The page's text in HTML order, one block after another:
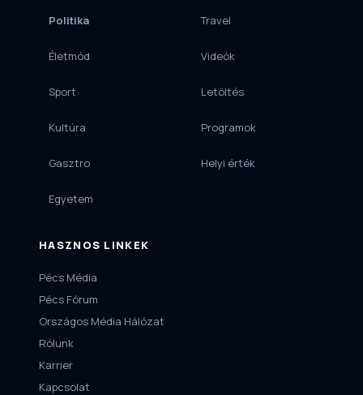
Politika
Életmód
Sport
Kultúra
Gasztro
Egyetem
Travel
Videók
Letöltés
Programok
Helyi érték
HASZNOS LINKEK
Pécs Média
Pécs Fórum
Országos Média Hálózat
Rólunk
Karrier
Kapcsolat